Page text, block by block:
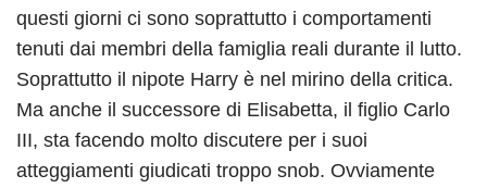
questi giorni ci sono soprattutto i comportamenti
tenuti dai membri della famiglia reali durante il lutto.
Soprattutto il nipote Harry è nel mirino della critica.
Ma anche il successore di Elisabetta, il figlio Carlo
III, sta facendo molto discutere per i suoi
atteggiamenti giudicati troppo snob. Ovviamente